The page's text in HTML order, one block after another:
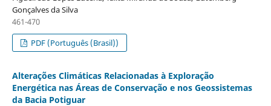
Gonçalves da Silva
461-470
PDF (Português (Brasil))
Alterações Climáticas Relacionadas à Exploração
Energética nas Áreas de Conservação e nos Geossistemas
da Bacia Potiguar